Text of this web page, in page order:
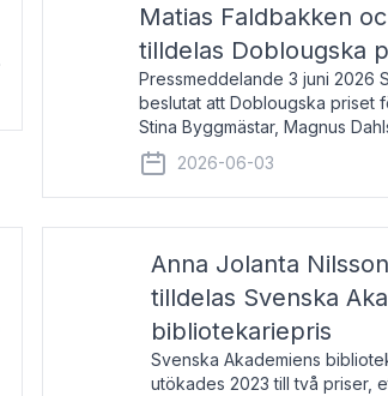
Matias Faldbakken
tilldelas Doblougska
Pressmeddelande 3 juni 2026
beslutat att Doblougska priset
Stina Byggmästar, Magnus
Espen Stueland. Prisbeloppet
mottagare
2026-06-03
Anna Jolanta
tilldelas Svenska
bibliotekariepris
Svenska Akademiens
utökades 2023 till två priser,